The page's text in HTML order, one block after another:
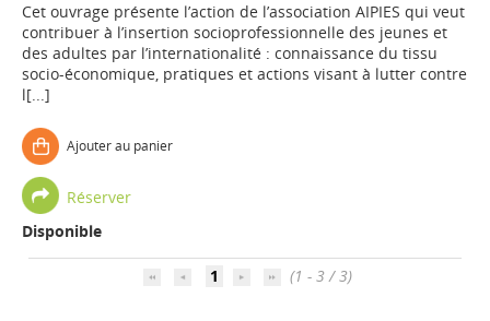
Cet ouvrage présente l’action de l’association AIPIES qui veut
contribuer à l’insertion socioprofessionnelle des jeunes et
des adultes par l’internationalité : connaissance du tissu
socio-économique, pratiques et actions visant à lutter contre
l[...]
Ajouter au panier
Réserver
Disponible
1 (1 - 3 / 3)